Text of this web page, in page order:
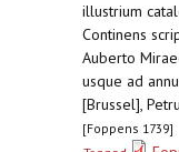
illustrium
Continens
Auberto
usque ad
[Brussel],
[Foppens 1739]